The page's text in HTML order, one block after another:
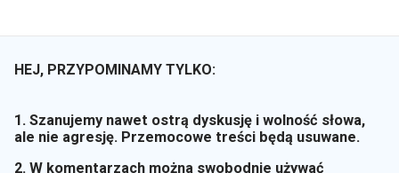
HEJ, PRZYPOMINAMY TYLKO:
1. Szanujemy nawet ostrą dyskusję i wolność słowa,
ale nie agresję. Przemocowe treści będą usuwane.
2. W komentarzach można swobodnie używać